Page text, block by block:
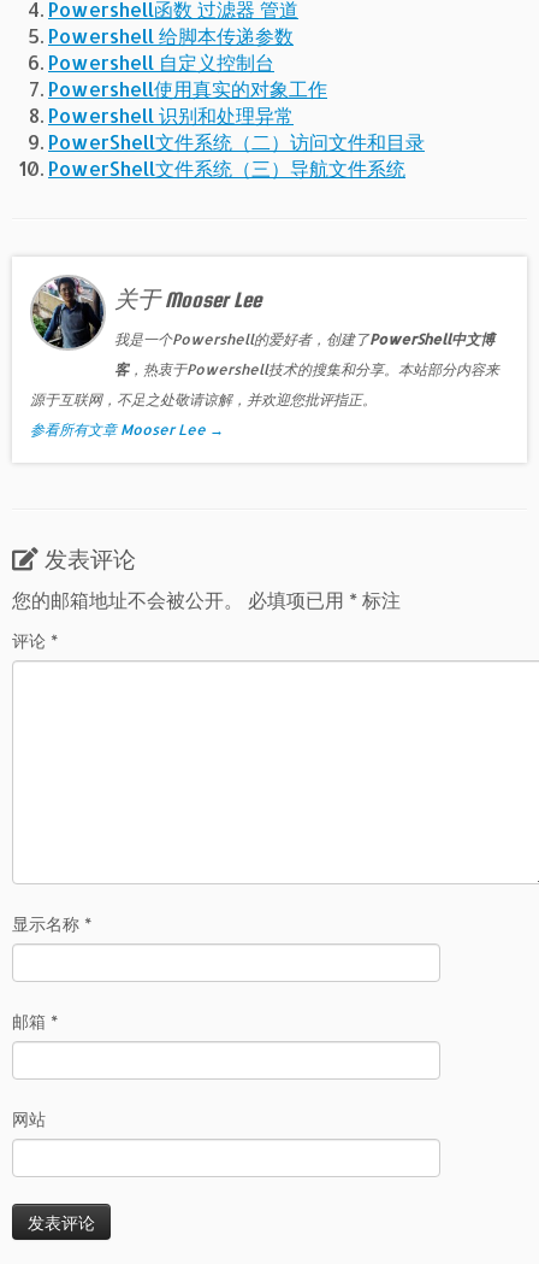
Powershell函数 过滤器 管道
Powershell 给脚本传递参数
Powershell 自定义控制台
Powershell使用真实的对象工作
Powershell 识别和处理异常
PowerShell文件系统（二）访问文件和目录
PowerShell文件系统（三）导航文件系统
关于 Mooser Lee
我是一个Powershell的爱好者，创建了PowerShell中文博
客，热衷于Powershell技术的搜集和分享。本站部分内容来
源于互联网，不足之处敬请谅解，并欢迎您批评指正。
参看所有文章 Mooser Lee →
发表评论
您的邮箱地址不会被公开。
必填项已用 *标注
评论 *
显示名称 *
邮箱 *
网站